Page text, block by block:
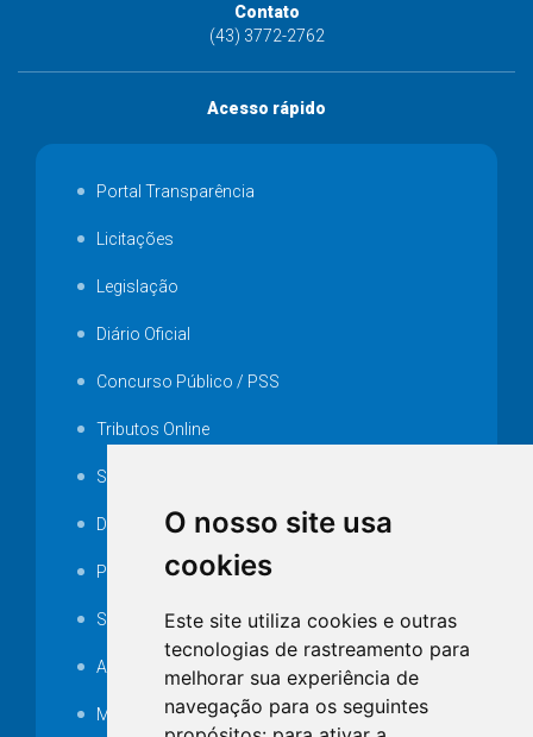
O nosso site usa
cookies
Este site utiliza cookies e outras
tecnologias de rastreamento para
melhorar sua experiência de
navegação para os seguintes
Contato
(43) 3772-2762
Acesso rápido
Portal Transparência
Licitações
Legislação
Diário Oficial
Concurso Público / PSS
Tributos Online
Serviços ISS-E
Decretos
Portarias
SAMAE
Audiência pública
MANUTENÇÃO DE ILUMINAÇÃO PÚBLICA